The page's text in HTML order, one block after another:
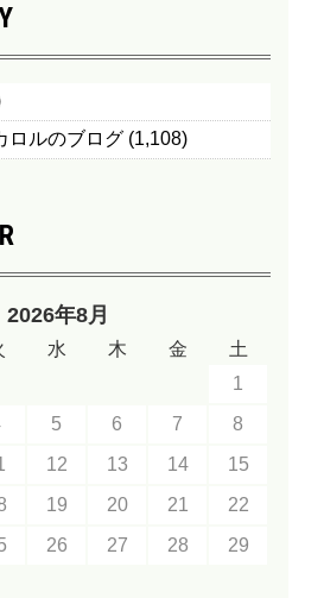
ルのブログ (1,108)
2026年8月
水 木 金
土
1
5 6 7
8
12 13 14
15
19 20 21
22
26 27 28
29